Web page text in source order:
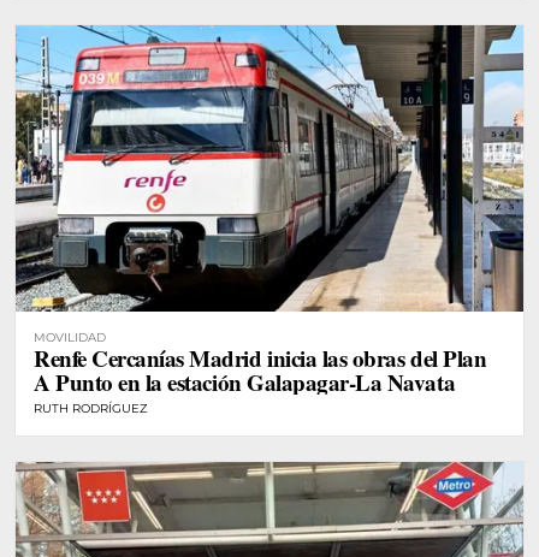
MOVILIDAD
Renfe Cercanías Madrid inicia las obras del Plan
A Punto en la estación Galapagar-La Navata
RUTH RODRÍGUEZ